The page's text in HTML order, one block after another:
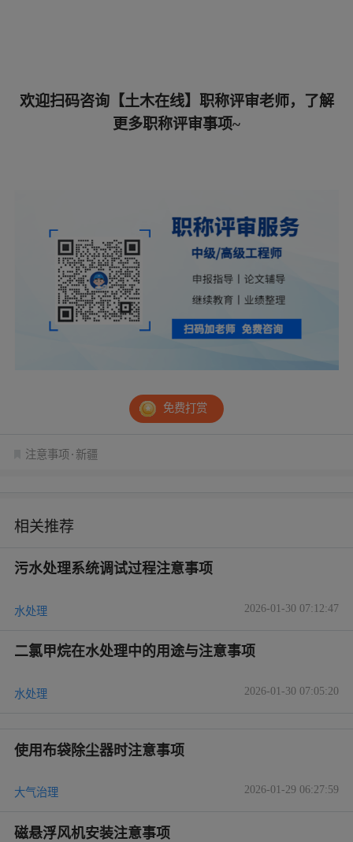
欢迎扫码咨询【土木在线】职称评审老师，了解
更多职称评审事项~
免费打赏
注意事项 新疆
相关推荐
污水处理系统调试过程注意事项
水处理 2026-01-30 07:12:47
二氯甲烷在水处理中的用途与注意事项
水处理 2026-01-30 07:05:20
使用布袋除尘器时注意事项
大气治理 2026-01-29 06:27:59
磁悬浮风机安装注意事项